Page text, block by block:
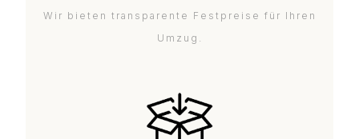
Wir bieten transparente Festpreise für Ihren
Umzug.